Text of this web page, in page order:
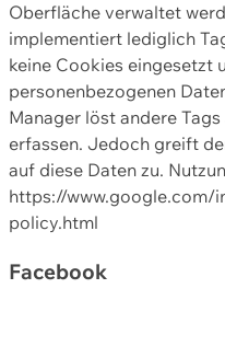
Oberfläche verwaltet
implementiert lediglich
keine Cookies eingesetzt
personenbezogenen
Manager löst andere
erfassen. Jedoch greift
auf diese Daten zu.
https://www.google.com/
policy.html
Facebook